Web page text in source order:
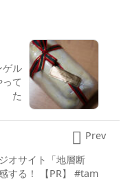
ゲル
て
た
オサイト「地層断
する！ 【PR】 #tam
 Prev